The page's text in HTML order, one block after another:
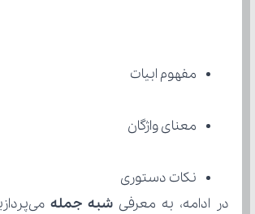
مفهوم ابیات
معنای واژگان
نکات دستوری
در ادامه، به معرفی شبه جمله